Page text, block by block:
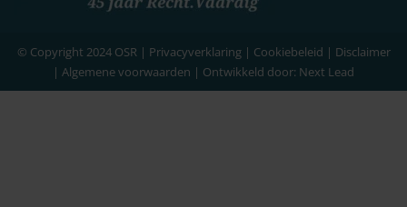
© Copyright 2024 OSR | Privacyverklaring| Cookiebeleid | Disclaimer
| Algemene voorwaarden | Ontwikkeld door: Next Lead